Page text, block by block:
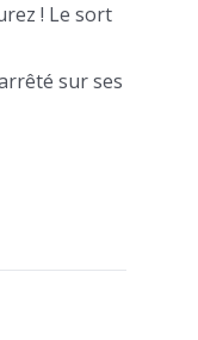
! Le sort
sur ses